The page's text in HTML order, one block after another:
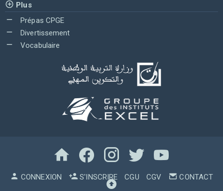
Plus
Prépas CPGE
Divertissement
Vocabulaire
CONNEXION S'INSCRIRE CGU CGV CONTACT